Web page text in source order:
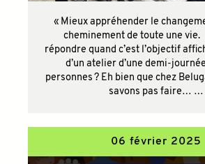
« Mieux appréhender le
cheminement de toute une
répondre quand c’est l’objectif
d’un atelier d’une demi-
personnes ? Eh bien que chez
savons pas faire… …
06 février 2025